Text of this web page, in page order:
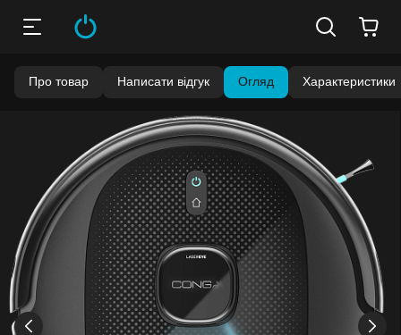
Про товар Написати відгук Огляд Характеристики
‹ ›